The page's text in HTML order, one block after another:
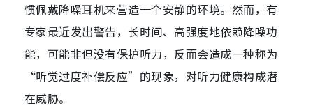
惯佩戴降噪耳机来营造一个安静的环境。然而，有
专家最近发出警告，长时间、高强度地依赖降噪功
能，可能非但没有保护听力，反而会造成一种称为
“听觉过度补偿反应”的现象，对听力健康构成潜
在威胁。